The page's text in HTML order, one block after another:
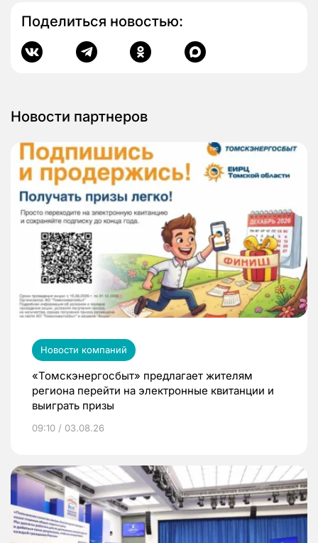
Поделиться новостью:
Новости партнеров
Новости компаний
«Томскэнергосбыт» предлагает жителям
региона перейти на электронные квитанции и
выиграть призы
09:10 / 03.08.26